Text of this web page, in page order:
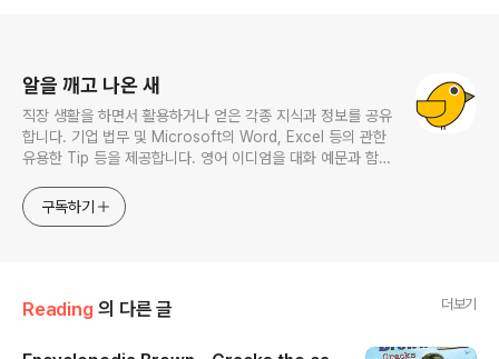
알을 깨고 나온 새
직장 생활을 하면서 활용하거나 얻은 각종 지식과 정보를 공유
합니다. 기업 법무 및 Microsoft의 Word, Excel 등의 관한
유용한 Tip 등을 제공합니다. 영어 이디엄을 대화 예문과 함께
website provides learning materials for foreigners
interested in Korean and introduces practical
구독하기
Reading 의 다른 글 더보기